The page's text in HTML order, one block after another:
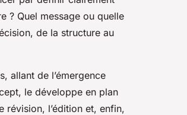
? Quel message ou quelle
de la structure au
allant de l’émergence
le développe en plan
révision, l’édition et, enfin,